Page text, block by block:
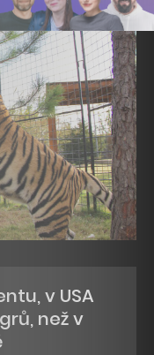
v USA
než v